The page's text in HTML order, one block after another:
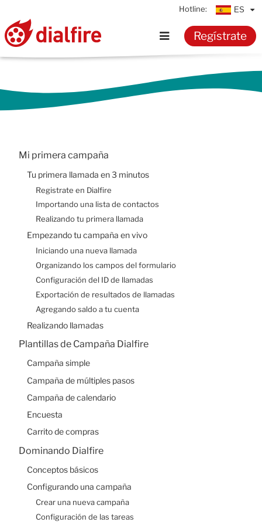
Hotline: ES
Características
Recursos
Conocimientos
Documentación
Contacto
Regístrate
Mi primera campaña
Tu primera llamada en 3 minutos
Registrate en Dialfire
Importando una lista de contactos
Realizando tu primera llamada
Empezando tu campaña en vivo
Iniciando una nueva llamada
Organizando los campos del formulario
Configuración del ID de llamadas
Exportación de resultados de llamadas
Agregando saldo a tu cuenta
Realizando llamadas
Plantillas de Campaña Dialfire
Campaña simple
Campaña de múltiples pasos
Campaña de calendario
Encuesta
Carrito de compras
Dominando Dialfire
Conceptos básicos
Configurando una campaña
Crear una nueva campaña
Configuración de las tareas